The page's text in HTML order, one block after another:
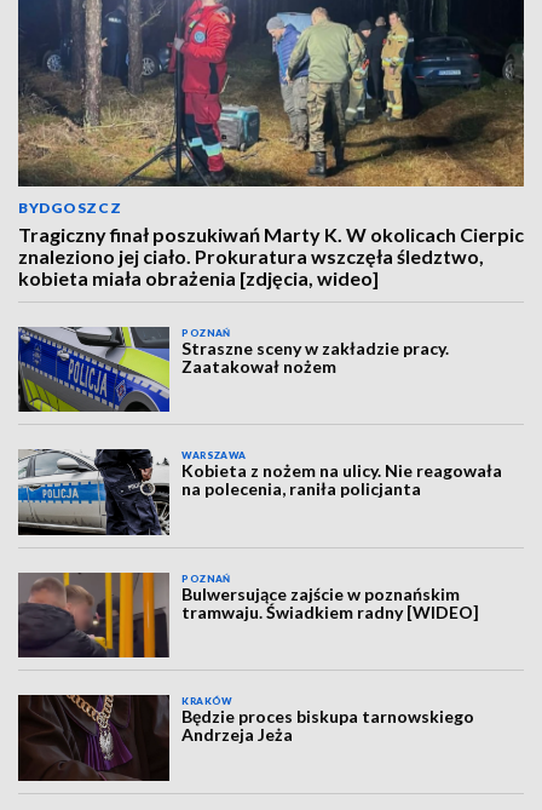
BYDGOSZCZ
Tragiczny finał poszukiwań Marty K. W okolicach Cierpic
znaleziono jej ciało. Prokuratura wszczęła śledztwo,
kobieta miała obrażenia [zdjęcia, wideo]
POZNAŃ
Straszne sceny w zakładzie pracy.
Zaatakował nożem
WARSZAWA
Kobieta z nożem na ulicy. Nie reagowała
na polecenia, raniła policjanta
POZNAŃ
Bulwersujące zajście w poznańskim
tramwaju. Świadkiem radny [WIDEO]
KRAKÓW
Będzie proces biskupa tarnowskiego
Andrzeja Jeża